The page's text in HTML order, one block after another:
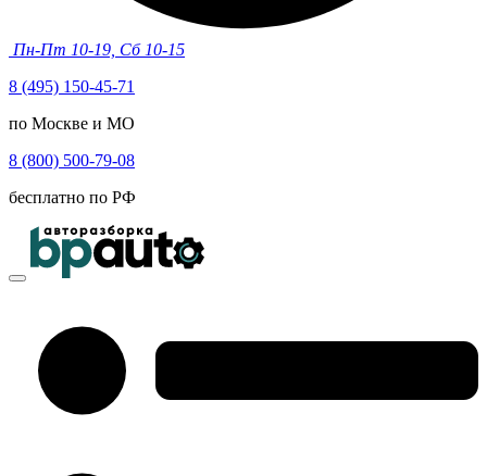
Пн-Пт 10-19, Сб 10-15
8 (495) 150-45-71
по Москве и МО
8 (800) 500-79-08
бесплатно по РФ